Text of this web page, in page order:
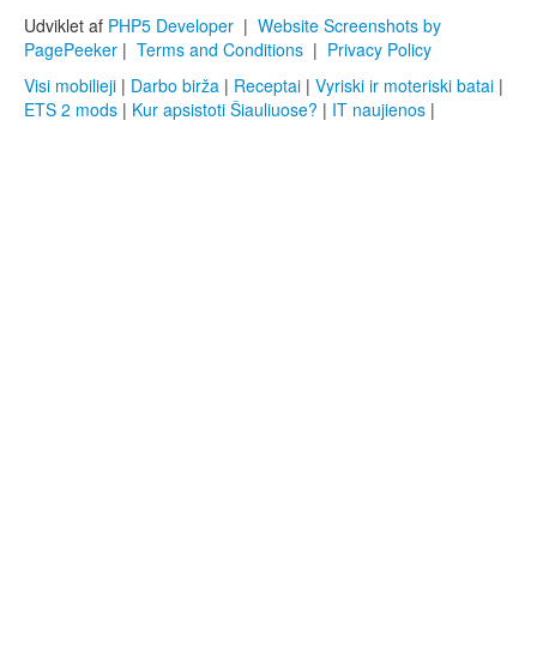
Udviklet af PHP5 Developer | Website Screenshots by
PagePeeker | Terms and Conditions | Privacy Policy
Visi mobilieji | Darbo birža | Receptai | Vyriski ir moteriski batai |
ETS 2 mods | Kur apsistoti Šiauliuose? | IT naujienos |